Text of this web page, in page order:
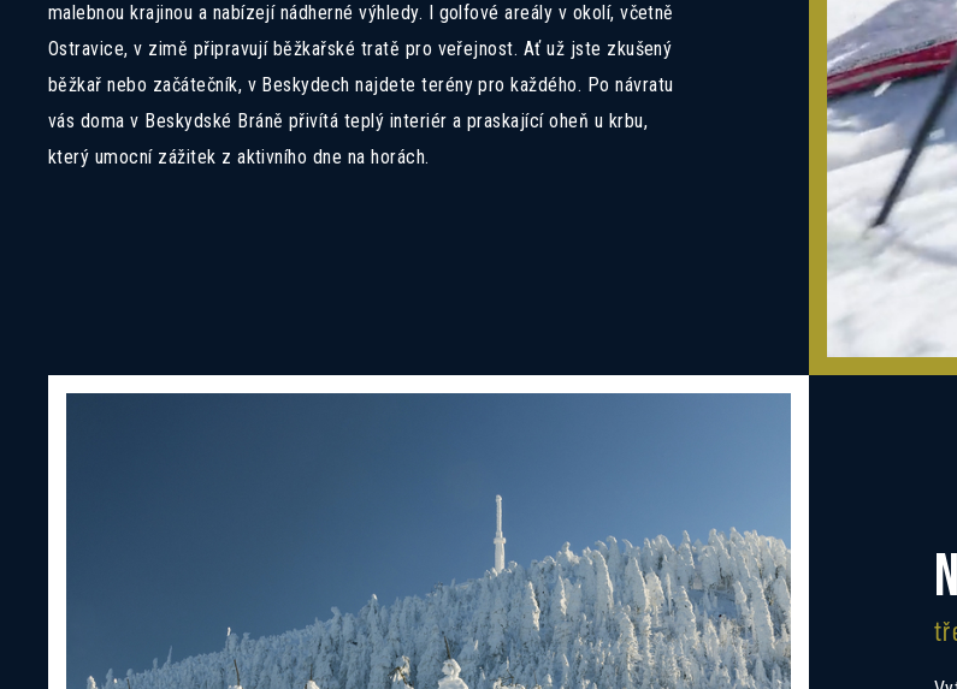
malebnou krajinou a nabízejí nádherné výhledy. I golfové areály v okolí, včetně
Ostravice, v zimě připravují běžkařské tratě pro veřejnost. Ať už jste zkušený
běžkař nebo začátečník, v Beskydech najdete terény pro každého. Po návratu
vás doma v Beskydské Bráně přivítá teplý interiér a praskající oheň u krbu,
který umocní zážitek z aktivního dne na horách.
Souhlas se zpracováním osobních
údajů
Souhlasím se zasíláním informací
Informace o zpracováníosobních údajů.